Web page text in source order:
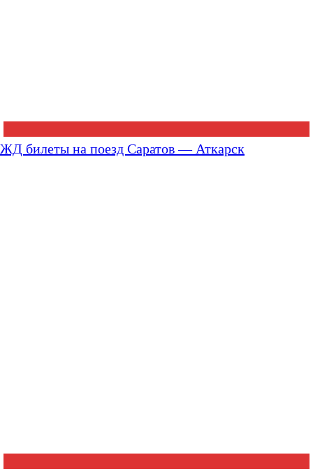
ЖД билеты на поезд Саратов — Аткарск